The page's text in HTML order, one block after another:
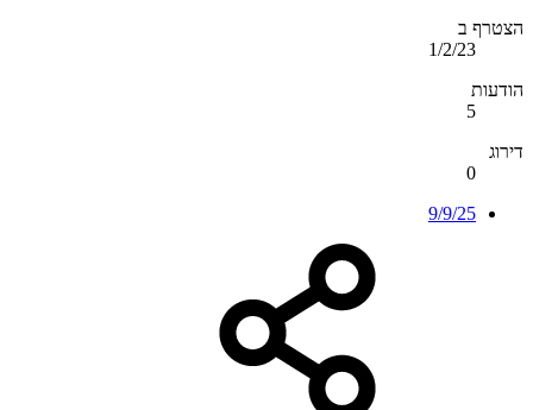
הצטרף ב
1/2/23
הודעות
5
דירוג
0
9/9/25